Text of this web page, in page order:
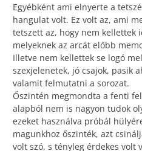
Egyébként ami elnyerte a
hangulat volt. Ez volt az, ami
tetszett az, hogy nem kellettek
melyeknek az arcát előbb
Illetve nem kellettek se logó
szexjelenetek, jó csajok, pasik
valamit felmutatni a sorozat.
Őszintén megmondta a fenti
alapból nem is nagyon tudok
ezeket használva próbál
magunkhoz őszinték, azt
volt szó, s tényleg érdekes volt